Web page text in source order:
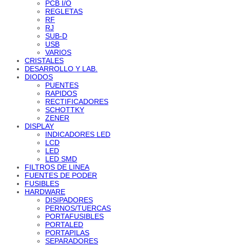
PCB I/O
REGLETAS
RF
RJ
SUB-D
USB
VARIOS
CRISTALES
DESARROLLO Y LAB.
DIODOS
PUENTES
RAPIDOS
RECTIFICADORES
SCHOTTKY
ZENER
DISPLAY
INDICADORES LED
LCD
LED
LED SMD
FILTROS DE LINEA
FUENTES DE PODER
FUSIBLES
HARDWARE
DISIPADORES
PERNOS/TUERCAS
PORTAFUSIBLES
PORTALED
PORTAPILAS
SEPARADORES